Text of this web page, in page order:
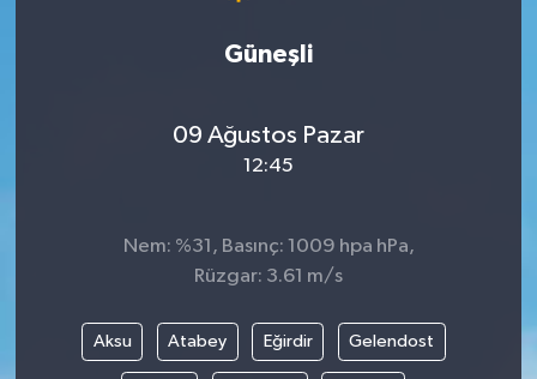
Güneşli
09 Ağustos Pazar
12:45
Nem: %31, Basınç: 1009 hpa hPa,
Rüzgar: 3.61 m/s
Aksu Atabey Eğirdir Gelendost